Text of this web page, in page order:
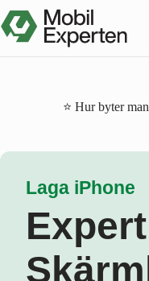
till
innehåll
⭐ Hur byter
Laga iPhone